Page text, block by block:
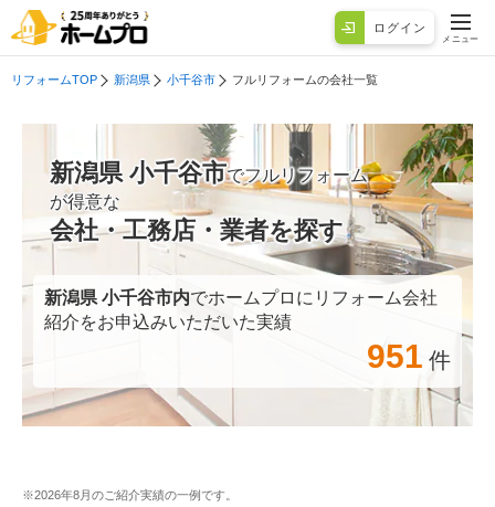
ログイン
メニュー
リフォームTOP 新潟県 小千谷市 フルリフォームの会社一覧
新潟県 小千谷市でフルリフォーム
が得意な
会社・工務店・業者を探す
新潟県 小千谷市内でホームプロにリフォーム会社
紹介をお申込みいただいた実績
951 件
※2026年8月のご紹介実績の一例です。